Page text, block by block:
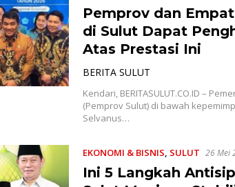
Pemprov dan
di Sulut Dapat
Atas Prestasi Ini
BERITA SULUT
Kendari, BERITASULUT.CO.ID –
(Pemprov Sulut) di bawah
Selvanus…
EKONOMI & BISNIS, SULUT 26 Mei
Ini 5 Langkah